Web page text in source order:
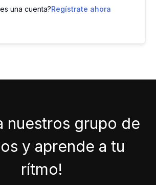
una cuenta?Regístrate ahora
nuestros grupo de
y aprende a tu
rítmo!